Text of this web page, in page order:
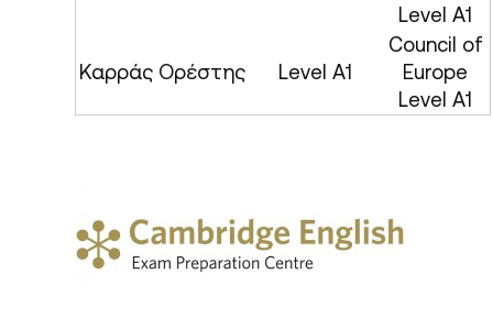
Level A1
Καρράς Ορέστης Level A1
Council of
Europe
Level A1